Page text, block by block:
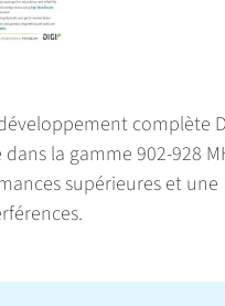
complète
la gamme 902-928
supérieures et une